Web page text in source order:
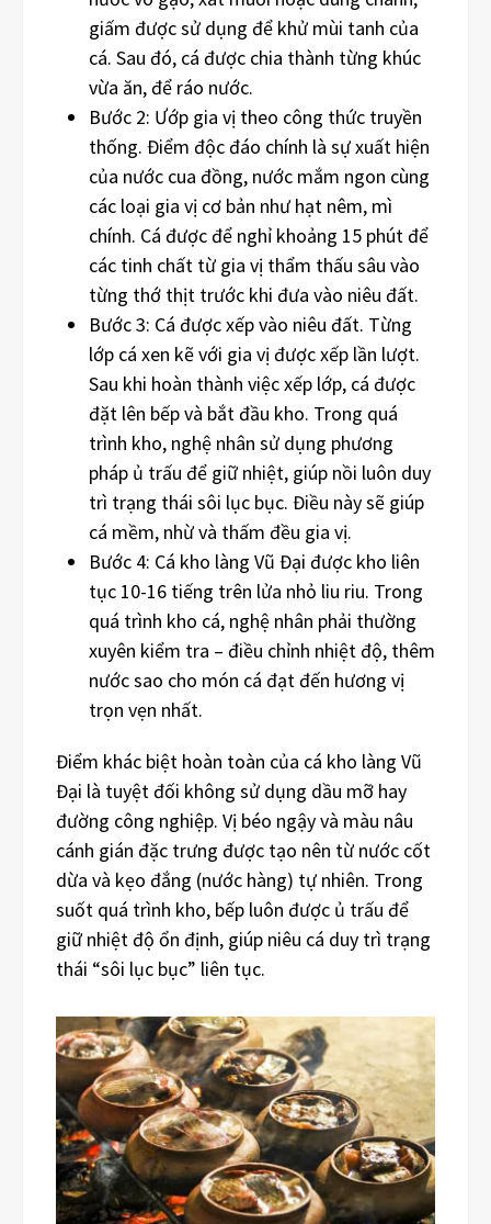
giấm được sử dụng để khử mùi tanh của
cá. Sau đó, cá được chia thành từng khúc
vừa ăn, để ráo nước.
Bước 2: Ướp gia vị theo công thức truyền
thống. Điểm độc đáo chính là sự xuất hiện
của nước cua đồng, nước mắm ngon cùng
các loại gia vị cơ bản như hạt nêm, mì
chính. Cá được để nghỉ khoảng 15 phút để
các tinh chất từ gia vị thẩm thấu sâu vào
từng thớ thịt trước khi đưa vào niêu đất.
Bước 3: Cá được xếp vào niêu đất. Từng
lớp cá xen kẽ với gia vị được xếp lần lượt.
Sau khi hoàn thành việc xếp lớp, cá được
đặt lên bếp và bắt đầu kho. Trong quá
trình kho, nghệ nhân sử dụng phương
pháp ủ trấu để giữ nhiệt, giúp nồi luôn duy
trì trạng thái sôi lục bục. Điều này sẽ giúp
cá mềm, nhừ và thấm đều gia vị.
Bước 4: Cá kho làng Vũ Đại được kho liên
tục 10-16 tiếng trên lửa nhỏ liu riu. Trong
quá trình kho cá, nghệ nhân phải thường
xuyên kiểm tra – điều chỉnh nhiệt độ, thêm
nước sao cho món cá đạt đến hương vị
trọn vẹn nhất.
Điểm khác biệt hoàn toàn của cá kho làng Vũ
Đại là tuyệt đối không sử dụng dầu mỡ hay
đường công nghiệp. Vị béo ngậy và màu nâu
cánh gián đặc trưng được tạo nên từ nước cốt
dừa và kẹo đắng (nước hàng) tự nhiên. Trong
suốt quá trình kho, bếp luôn được ủ trấu để
giữ nhiệt độ ổn định, giúp niêu cá duy trì trạng
thái “sôi lục bục” liên tục.